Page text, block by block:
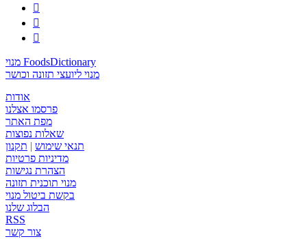



מנוי FoodsDictionary
מנוי ליועצי תזונה וכושר
אודות
פרסמו אצלנו
מפת האתר
שאלות נפוצות
תנאי שימוש | תקנון
מדיניות פרטיות
הצהרת נגישות
מנוי תוכנית תזונה
בקשת ביטול מנוי
הבלוג שלנו
RSS
צור קשר